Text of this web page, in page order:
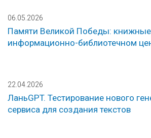
06.05.2026
Памяти Великой Победы: книжные
информационно-библиотечном
22.04.2026
ЛаньGPT. Тестирование нового
сервиса для создания текстов